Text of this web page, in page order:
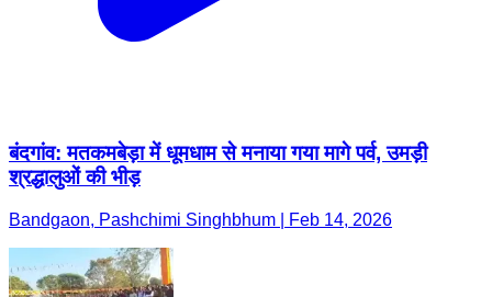
बंदगांव: मतकमबेड़ा में धूमधाम से मनाया गया मागे पर्व, उमड़ी
श्रद्धालुओं की भीड़
Bandgaon, Pashchimi Singhbhum | Feb 14, 2026